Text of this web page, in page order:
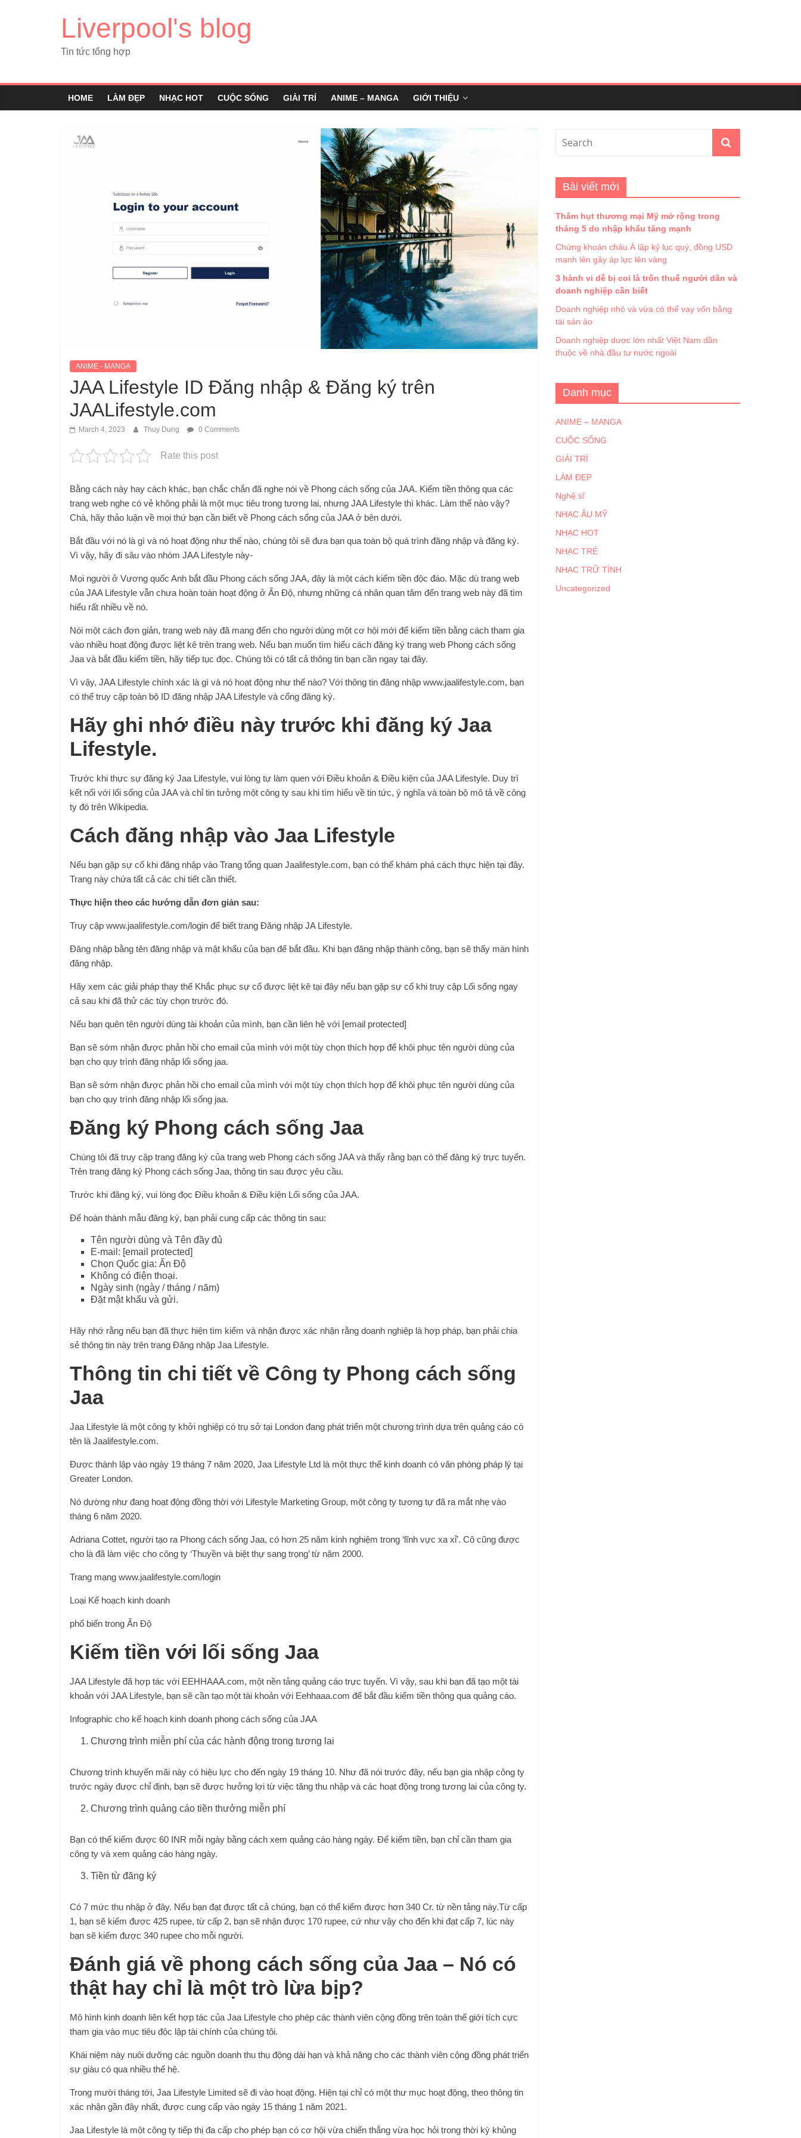
Liverpool's blog
Tin tức tổng hợp
HOME LÀM ĐẸP NHẠC HOT CUỘC SỐNG GIẢI TRÍ ANIME – MANGA GIỚI THIỆU
ANIME - MANGA
JAA Lifestyle ID Đăng nhập & Đăng ký trên
JAALifestyle.com
March 4, 2023 Thuy Dung 0 Comments
Rate this post
Bằng cách này hay cách khác, bạn chắc chắn đã nghe nói về Phong cách sống của JAA. Kiếm tiền thông qua các
trang web nghe có vẻ không phải là một mục tiêu trong tương lai, nhưng JAA Lifestyle thì khác. Làm thế nào vậy?
Chà, hãy thảo luận về mọi thứ bạn cần biết về Phong cách sống của JAA ở bên dưới.
Bắt đầu với nó là gì và nó hoạt động như thế nào, chúng tôi sẽ đưa bạn qua toàn bộ quá trình đăng nhập và đăng ký.
Vì vậy, hãy đi sâu vào nhóm JAA Lifestyle này-
Mọi người ở Vương quốc Anh bắt đầu Phong cách sống JAA, đây là một cách kiếm tiền độc đáo. Mặc dù trang web
của JAA Lifestyle vẫn chưa hoàn toàn hoạt động ở Ấn Độ, nhưng những cá nhân quan tâm đến trang web này đã tìm
hiểu rất nhiều về nó.
Nói một cách đơn giản, trang web này đã mang đến cho người dùng một cơ hội mới để kiếm tiền bằng cách tham gia
vào nhiều hoạt động được liệt kê trên trang web. Nếu bạn muốn tìm hiểu cách đăng ký trang web Phong cách sống
Jaa và bắt đầu kiếm tiền, hãy tiếp tục đọc. Chúng tôi có tất cả thông tin bạn cần ngay tại đây.
Vì vậy, JAA Lifestyle chính xác là gì và nó hoạt động như thế nào? Với thông tin đăng nhập www.jaalifestyle.com, bạn
có thể truy cập toàn bộ ID đăng nhập JAA Lifestyle và cổng đăng ký.
Hãy ghi nhớ điều này trước khi đăng ký Jaa
Lifestyle.
Trước khi thực sự đăng ký Jaa Lifestyle, vui lòng tự làm quen với Điều khoản & Điều kiện của JAA Lifestyle. Duy trì
kết nối với lối sống của JAA và chỉ tin tưởng một công ty sau khi tìm hiểu về tin tức, ý nghĩa và toàn bộ mô tả về công
ty đó trên Wikipedia.
Cách đăng nhập vào Jaa Lifestyle
Nếu bạn gặp sự cố khi đăng nhập vào Trang tổng quan Jaalifestyle.com, bạn có thể khám phá cách thực hiện tại đây.
Trang này chứa tất cả các chi tiết cần thiết.
Thực hiện theo các hướng dẫn đơn giản sau:
Truy cập www.jaalifestyle.com/login để biết trang Đăng nhập JA Lifestyle.
Đăng nhập bằng tên đăng nhập và mật khẩu của bạn để bắt đầu. Khi bạn đăng nhập thành công, bạn sẽ thấy màn hình
đăng nhập.
Hãy xem các giải pháp thay thế Khắc phục sự cố được liệt kê tại đây nếu bạn gặp sự cố khi truy cập Lối sống ngay
cả sau khi đã thử các tùy chọn trước đó.
Nếu bạn quên tên người dùng tài khoản của mình, bạn cần liên hệ với [email protected]
Bạn sẽ sớm nhận được phản hồi cho email của mình với một tùy chọn thích hợp để khôi phục tên người dùng của
bạn cho quy trình đăng nhập lối sống jaa.
Bạn sẽ sớm nhận được phản hồi cho email của mình với một tùy chọn thích hợp để khôi phục tên người dùng của
bạn cho quy trình đăng nhập lối sống jaa.
Đăng ký Phong cách sống Jaa
Chúng tôi đã truy cập trang đăng ký của trang web Phong cách sống JAA và thấy rằng bạn có thể đăng ký trực tuyến.
Trên trang đăng ký Phong cách sống Jaa, thông tin sau được yêu cầu.
Trước khi đăng ký, vui lòng đọc Điều khoản & Điều kiện Lối sống của JAA.
Để hoàn thành mẫu đăng ký, bạn phải cung cấp các thông tin sau:
Tên người dùng và Tên đầy đủ
E-mail: [email protected]
Chọn Quốc gia: Ấn Độ
Không có điện thoại.
Ngày sinh (ngày / tháng / năm)
Đặt mật khẩu và gửi.
Hãy nhớ rằng nếu bạn đã thực hiện tìm kiếm và nhận được xác nhận rằng doanh nghiệp là hợp pháp, bạn phải chia
sẻ thông tin này trên trang Đăng nhập Jaa Lifestyle.
Thông tin chi tiết về Công ty Phong cách sống
Jaa
Jaa Lifestyle là một công ty khởi nghiệp có trụ sở tại London đang phát triển một chương trình dựa trên quảng cáo có
tên là Jaalifestyle.com.
Được thành lập vào ngày 19 tháng 7 năm 2020, Jaa Lifestyle Ltd là một thực thể kinh doanh có văn phòng pháp lý tại
Greater London.
Nó dường như đang hoạt động đồng thời với Lifestyle Marketing Group, một công ty tương tự đã ra mắt nhẹ vào
tháng 6 năm 2020.
Adriana Cottet, người tạo ra Phong cách sống Jaa, có hơn 25 năm kinh nghiệm trong ‘lĩnh vực xa xỉ’. Cô cũng được
cho là đã làm việc cho công ty ‘Thuyền và biệt thự sang trọng’ từ năm 2000.
Trang mạng www.jaalifestyle.com/login
Loại Kế hoạch kinh doanh
phổ biến trong Ấn Độ
Kiếm tiền với lối sống Jaa
JAA Lifestyle đã hợp tác với EEHHAAA.com, một nền tảng quảng cáo trực tuyến. Vì vậy, sau khi bạn đã tạo một tài
khoản với JAA Lifestyle, bạn sẽ cần tạo một tài khoản với Eehhaaa.com để bắt đầu kiếm tiền thông qua quảng cáo.
Infographic cho kế hoạch kinh doanh phong cách sống của JAA
Chương trình miễn phí của các hành động trong tương lai
Chương trình khuyến mãi này có hiệu lực cho đến ngày 19 tháng 10. Như đã nói trước đây, nếu bạn gia nhập công ty
trước ngày được chỉ định, bạn sẽ được hưởng lợi từ việc tăng thu nhập và các hoạt động trong tương lai của công ty.
Chương trình quảng cáo tiền thưởng miễn phí
Bạn có thể kiếm được 60 INR mỗi ngày bằng cách xem quảng cáo hàng ngày. Để kiếm tiền, bạn chỉ cần tham gia
công ty và xem quảng cáo hàng ngày.
Tiền từ đăng ký
Có 7 mức thu nhập ở đây. Nếu bạn đạt được tất cả chúng, bạn có thể kiếm được hơn 340 Cr. từ nền tảng này.Từ cấp
1, bạn sẽ kiếm được 425 rupee, từ cấp 2, bạn sẽ nhận được 170 rupee, cứ như vậy cho đến khi đạt cấp 7, lúc này
bạn sẽ kiếm được 340 rupee cho mỗi người.
Đánh giá về phong cách sống của Jaa – Nó có
thật hay chỉ là một trò lừa bịp?
Mô hình kinh doanh liên kết hợp tác của Jaa Lifestyle cho phép các thành viên cộng đồng trên toàn thế giới tích cực
tham gia vào mục tiêu độc lập tài chính của chúng tôi.
Khái niệm này nuôi dưỡng các nguồn doanh thu thụ động dài hạn và khả năng cho các thành viên cộng đồng phát triển
sự giàu có qua nhiều thế hệ.
Trong mười tháng tới, Jaa Lifestyle Limited sẽ đi vào hoạt động. Hiện tại chỉ có một thư mục hoạt động, theo thông tin
xác nhận gần đây nhất, được cung cấp vào ngày 15 tháng 1 năm 2021.
Jaa Lifestyle là một công ty tiếp thị đa cấp cho phép bạn có cơ hội vừa chiến thắng vừa học hỏi trong thời kỳ khủng
Bài viết mới
Thâm hụt thương mại Mỹ mở rộng trong
tháng 5 do nhập khẩu tăng mạnh
Chứng khoán châu Á lập kỷ lục quý, đồng USD
mạnh lên gây áp lực lên vàng
3 hành vi dễ bị coi là trốn thuế người dân và
doanh nghiệp cần biết
Doanh nghiệp nhỏ và vừa có thể vay vốn bằng
tài sản ảo
Doanh nghiệp dược lớn nhất Việt Nam dần
thuộc về nhà đầu tư nước ngoài
Danh mục
ANIME – MANGA
CUỘC SỐNG
GIẢI TRÍ
LÀM ĐẸP
Nghệ sĩ
NHẠC ÂU MỸ
NHẠC HOT
NHẠC TRẺ
NHẠC TRỮ TÌNH
Uncategorized